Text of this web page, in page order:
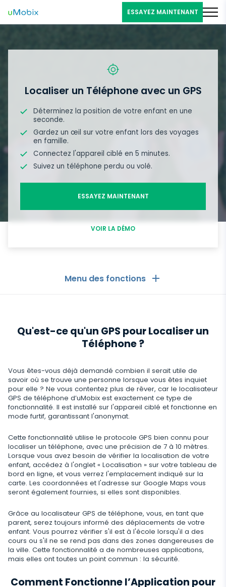
ESSAYEZ MAINTENANT
Localiser un Téléphone avec un GPS
Déterminez la position de votre enfant en une
seconde.
Gardez un œil sur votre enfant lors des voyages
en famille.
Connectez l'appareil ciblé en 5 minutes.
Suivez un téléphone perdu ou volé.
ESSAYEZ MAINTENANT
VOIR LA DÉMO
Menu des fonctions
Journaux d'appels
Comment Recevoir les Messages d'un Autre
Téléphone
Localisation GPS
Enregistreur de frappe
Paramètres du contrôle à distance
Mise à jour automatique
Statut en ligne sur les réseaux sociaux
Géofinder
Installation en un clic
Applications de messagerie
Whatsapp
Facebook Messenger
Zoom
Viber
Telegram
WeChat
Kik
Line
Médias sociaux
Facebook
Snapchat
Tik Tok
YouTube
Reddit
Tinder
Applications de rencontre
Médias
Logiciel espion photo et vidéo
Internet
Enregistrement d'utilisation du navigateur
Historique du navigateur
Favoris du navigateur
Streaming
Capture d'image avec l'appareil photo
Espion Telephone Video
Ecouter Conversation à Distance
Informations supprimées
Retrouver Historique Appel Effacé
Restaurer les Contacts Supprimés
Contacts renommés
Supprimez les applications indésirables
Restreindre Applications
FERMER
Qu'est-ce qu'un GPS pour Localiser un
Téléphone ?
Vous êtes-vous déjà demandé combien il serait utile de
savoir où se trouve une personne lorsque vous êtes inquiet
pour elle ? Ne vous contentez plus de rêver, car le localisateur
GPS de téléphone d’uMobix est exactement ce type de
fonctionnalité. Il est installé sur l'appareil ciblé et fonctionne en
mode furtif, garantissant l'anonymat.
Cette fonctionnalité utilise le protocole GPS bien connu pour
localiser un téléphone, avec une précision de 7 à 10 mètres.
Lorsque vous avez besoin de vérifier la localisation de votre
enfant, accédez à l'onglet « Localisation » sur votre tableau de
bord en ligne, et vous verrez l'emplacement indiqué sur la
carte. Les coordonnées et l'adresse sur Google Maps vous
seront également fournies, si elles sont disponibles.
Grâce au localisateur GPS de téléphone, vous, en tant que
parent, serez toujours informé des déplacements de votre
enfant. Vous pourrez vérifier s'il est à l'école lorsqu'il a des
cours ou s'il ne se rend pas dans des zones dangereuses de
la ville. Cette fonctionnalité a de nombreuses applications,
mais elles ont toutes un point commun : la sécurité.
Comment Fonctionne l’Application pour